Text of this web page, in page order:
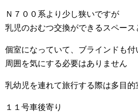
Ｎ７００系より少し狭いですが
乳児のおむつ交換ができるスペース
個室になっていて、ブラインドも
周囲を気にする必要はありません
乳幼児を連れて旅行する際は多目的
１１号車後寄り